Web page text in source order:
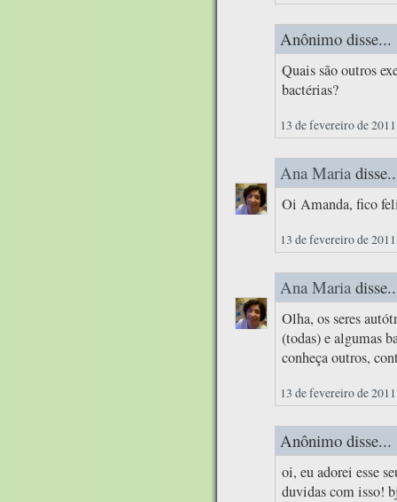
Anônimo disse...
Quais são outros
bactérias?
13 de fevereiro de
Ana Maria
Oi Amanda, fico
13 de fevereiro de
Ana Maria
Olha, os seres
(todas) e algumas
conheça outros,
13 de fevereiro de
Anônimo disse...
oi, eu adorei esse
duvidas com isso!